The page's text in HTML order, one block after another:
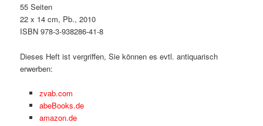
55 Seiten
22 x 14 cm, Pb., 2010
ISBN 978-3-938286-41-8
Dieses Heft ist vergriffen, Sie können es evtl. antiquarisch
erwerben:
zvab.com
abeBooks.de
amazon.de